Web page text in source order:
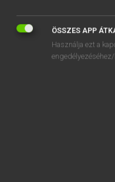
control gear
control laboratories
ÖSSZES APP
Használja ezt a